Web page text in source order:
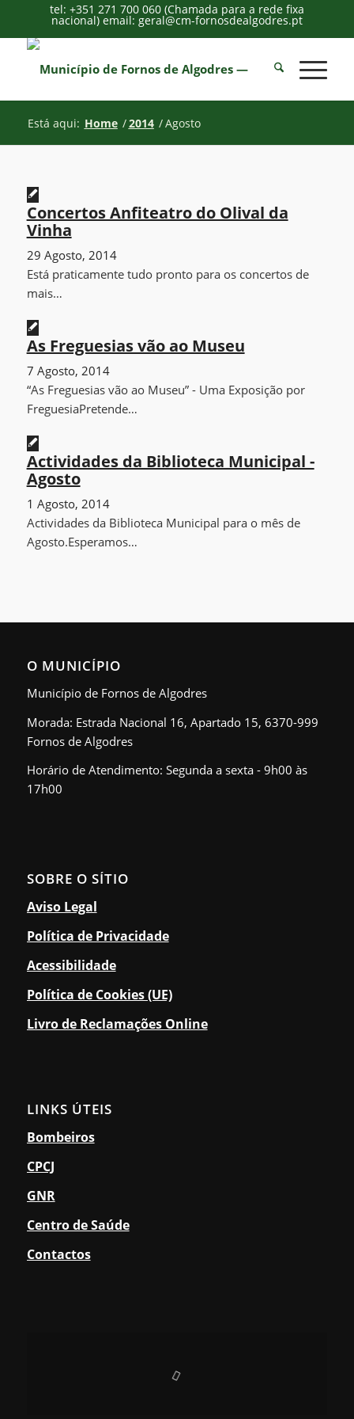
tel: +351 271 700 060 (Chamada para a rede fixa
nacional) email: geral@cm-fornosdealgodres.pt
Está aqui: Home /2014 /Agosto
Concertos Anfiteatro do Olival da
Vinha
29 Agosto, 2014
Está praticamente tudo pronto para os concertos de
mais…
As Freguesias vão ao Museu
7 Agosto, 2014
“As Freguesias vão ao Museu” - Uma Exposição por
FreguesiaPretende…
Actividades da Biblioteca Municipal -
Agosto
1 Agosto, 2014
Actividades da Biblioteca Municipal para o mês de
Agosto.Esperamos…
O MUNICÍPIO
Município de Fornos de Algodres
Morada: Estrada Nacional 16, Apartado 15, 6370-999
Fornos de Algodres
Horário de Atendimento: Segunda a sexta - 9h00 às
17h00
SOBRE O SÍTIO
Aviso Legal
Política de Privacidade
Acessibilidade
Política de Cookies (UE)
Livro de Reclamações Online
LINKS ÚTEIS
Bombeiros
CPCJ
GNR
Centro de Saúde
Contactos